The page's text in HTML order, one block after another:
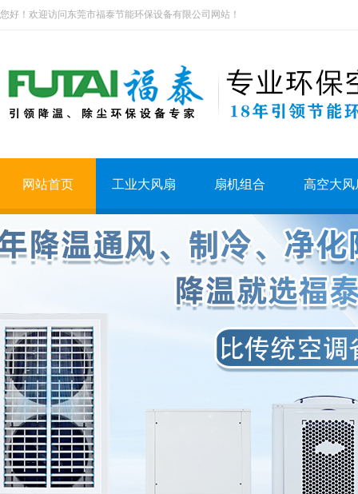
您好！欢迎访问东莞市福泰节能环保设备有限公司网站！
网站首页 工业大风扇 扇机组合 高空大风